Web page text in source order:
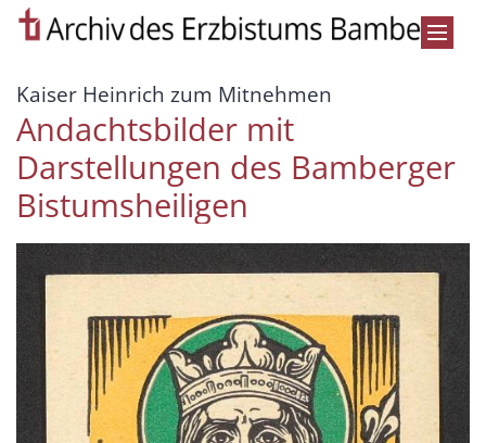
Zum Inhalt springen
Kaiser Heinrich zum Mitnehmen
Andachtsbilder mit
Darstellungen des Bamberger
Bistumsheiligen